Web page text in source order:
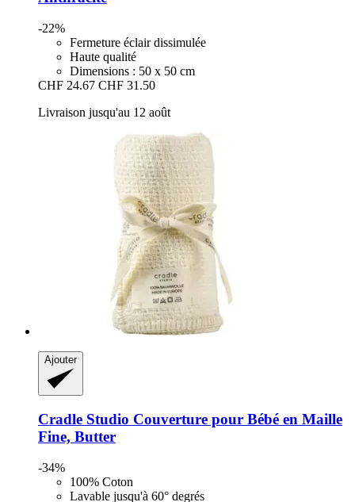
-22%
Fermeture éclair dissimulée
Haute qualité
Dimensions : 50 x 50 cm
CHF 24.67 CHF 31.50
Livraison jusqu'au 12 août
Ajouter
Cradle Studio Couverture pour Bébé en Maille
Fine, Butter
-34%
100% Coton
Lavable jusqu'à 60° degrés